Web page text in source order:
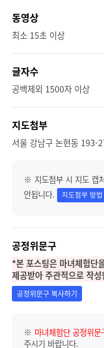
동영상
최소 15초 이상
글자수
공백제외 1500자 이상
지도첨부
서울 강남구 논현동 193-
※ 지도첨부 시 지도 캡
안됩니다.
지도첨부 방
공정위문구
*본 포스팅은 마녀체험단
제공받아 주관적으로 작
공정위문구 복사하기
※ 마녀체험단 공정위
주시기 바랍니다.